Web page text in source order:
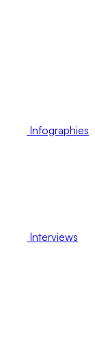
Infographies
Interviews